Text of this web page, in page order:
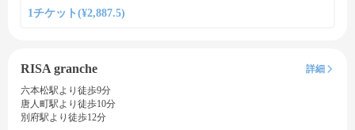
1チケット(¥2,887.5)
RISA granche
詳細
六本松駅より徒歩9分
唐人町駅より徒歩10分
別府駅より徒歩12分